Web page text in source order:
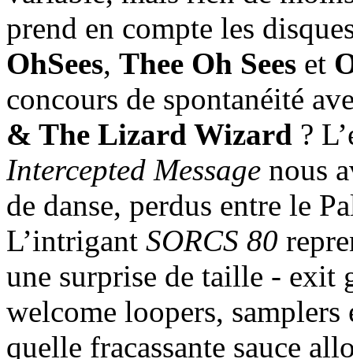
prend en compte les
OhSees, Thee Oh Sees et
concours de spontanéité
& The Lizard Wizard ?
Intercepted Message nous
de danse, perdus entre le
L’intrigant SORCS 80
une surprise de taille - exit
welcome loopers, samplers
quelle fracassante sauce